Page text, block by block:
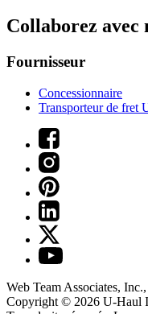
Collaborez avec
Fournisseur
Concessionnaire
Transporteur de fret
Web Team Associates,
Copyright © 2026 U-Haul